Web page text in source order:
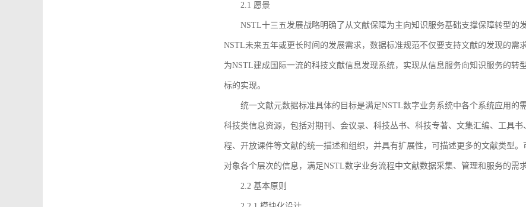
2.1 愿景
NSTL十三五发展战略明确了从文献保障为主向知识服务基础支撑保障转型的
NSTL未来五年或更长时间的发展需求，数据标准规范不仅要支持文献的发现的需
为NSTL建成国际一流的科技文献信息发现系统，实现从信息服务向知识服务的转
标的实现。
统一文献元数据标准具体的目标是满足NSTL数字业务系统中各个系统应用的
科技类信息资源，包括对期刊、会议录、科技丛书、科技专著、文集汇编、工具
程、开放课件等文献的统一描述和组织，并具有扩展性，可描述更多的文献类型
对象各个层次的信息，满足NSTL数字业务流程中文献数据采集、管理和服务的需求
2.2 基本原则